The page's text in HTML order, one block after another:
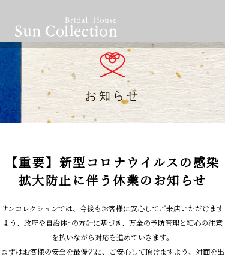
お知らせ
【重要】新型コロナウイルスの感染
拡大防止に伴う休業のお知らせ
サンコレクションでは、今後もお客様に安心してご来店いただけます
よう、政府や自治体~の方針に基づき、万全の予防管理と細心の注意
を払いながら対応を進めていきます。
まずはお客様の安全を最優先に、ご安心して頂けますよう、対面を出